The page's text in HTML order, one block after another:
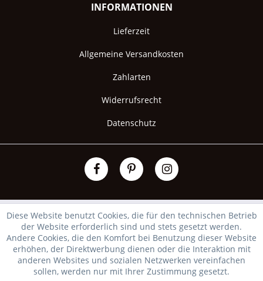
INFORMATIONEN
Lieferzeit
Allgemeine Versandkosten
Zahlarten
Widerrufsrecht
Datenschutz
Diese Website benutzt Cookies, die für den technischen Betrieb
der Website erforderlich sind und stets gesetzt werden.
Andere Cookies, die den Komfort bei Benutzung dieser Website
erhöhen, der Direktwerbung dienen oder die Interaktion mit
anderen Websites und sozialen Netzwerken vereinfachen
sollen, werden nur mit Ihrer Zustimmung gesetzt.